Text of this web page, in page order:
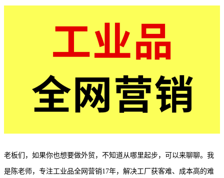
老板们，如果你也想要做外贸，不知道从哪里起步，可以来聊聊。我
是陈老师，专注工业品全网营销17年，解决工厂获客难、成本高的难